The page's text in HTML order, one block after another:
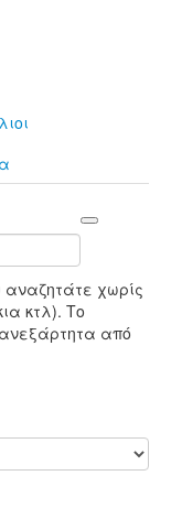
αναζητάτε χωρίς
κτλ). Το
από